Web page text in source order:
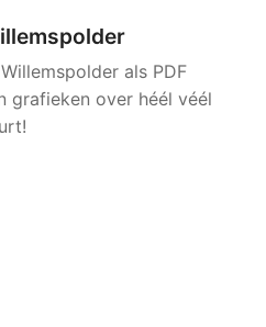
als PDF
grafieken over héél véél